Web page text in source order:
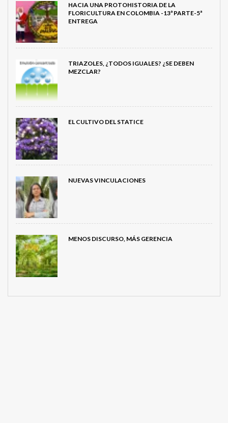
HACIA UNA PROTOHISTORIA DE LA
FLORICULTURA EN COLOMBIA -13ª PARTE-5ª
ENTREGA
TRIAZOLES, ¿TODOS IGUALES? ¿SE DEBEN
MEZCLAR?
EL CULTIVO DEL STATICE
NUEVAS VINCULACIONES
MENOS DISCURSO, MÁS GERENCIA